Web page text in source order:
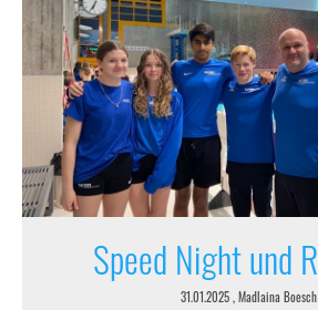
Speed Night und
31.01.2025, Madlaina Boesch